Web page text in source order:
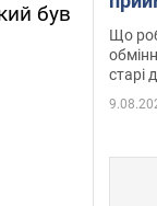
був
та
Що
старі